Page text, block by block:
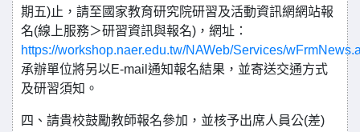
期五)止，請至國家教育研究院研習及活動資訊網網站報
名(線上服務＞研習資訊與報名)，網址：
https://workshop.naer.edu.tw/NAWeb/Services/
承辦單位將另以E-mail通知報名結果，並寄送交通方式
及研習須知。
四、請貴校鼓勵教師報名參加，並核予出席人員公(差)